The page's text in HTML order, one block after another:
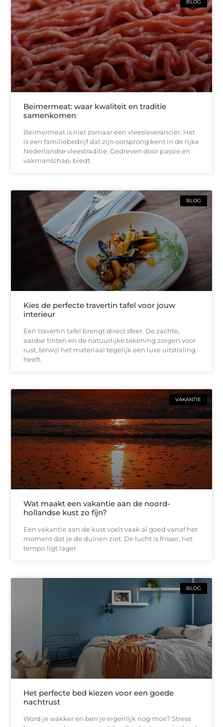
BLOG
Beimermeat: waar kwaliteit en traditie
samenkomen
Beimermeat is niet zomaar een vleesleverancier. Het
is een familiebedrijf dat zijn oorsprong kent in de rijke
Nederlandse vleestraditie. Gedreven door passie en
vakmanschap, biedt
BLOG
Kies de perfecte travertin tafel voor jouw
interieur
Een travertin tafel brengt direct sfeer. De zachte,
aardse tinten en de natuurlijke tekening zorgen voor
rust, terwijl het materiaal tegelijk een luxe uitstraling
heeft.
VAKANTIE
Wat maakt een vakantie aan de noord-
hollandse kust zo fijn?
Een vakantie aan de kust voelt vaak al goed vanaf het
moment dat je de duinen ziet. De lucht is frisser, het
tempo ligt lager
BLOG
Het perfecte bed kiezen voor een goede
nachtrust
Word je wakker en ben je eigenlijk nog moe? Stress